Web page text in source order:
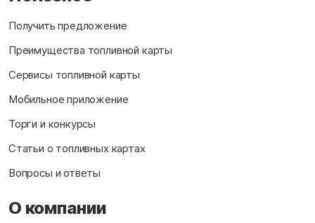
Получить предложение
Преимущества топливной карты
Сервисы топливной карты
Мобильное приложение
Торги и конкурсы
Статьи о топливных картах
Вопросы и ответы
О компании